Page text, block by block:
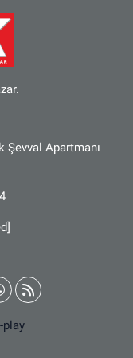
Apartmanı